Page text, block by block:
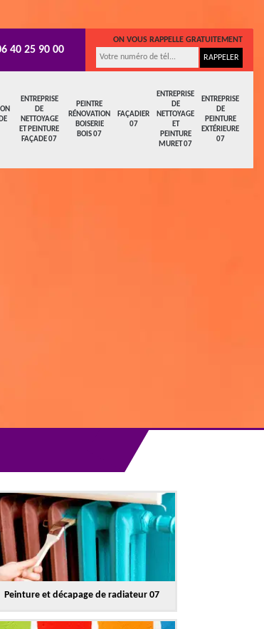
ENTREPRISE
DE
NETTOYAGE
ET PEINTURE
FAÇADE 07
PEINTRE
RÉNOVATION
BOISERIE
BOIS 07
FAÇADIER
07
ENTREPRISE
DE
NETTOYAGE
ET
PEINTURE
MURET 07
ENTREPRISE
DE
PEINTURE
EXTÉRIEURE
07
40 25 90 00
ON VOUS RAPPELLE GRATUITEMENT
Peinture et décapage de radiateur 07